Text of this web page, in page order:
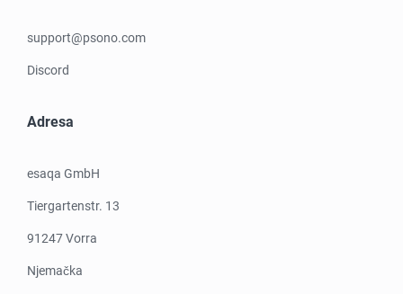
support@psono.com
Discord
Adresa
esaqa GmbH
Tiergartenstr. 13
91247 Vorra
Njemačka